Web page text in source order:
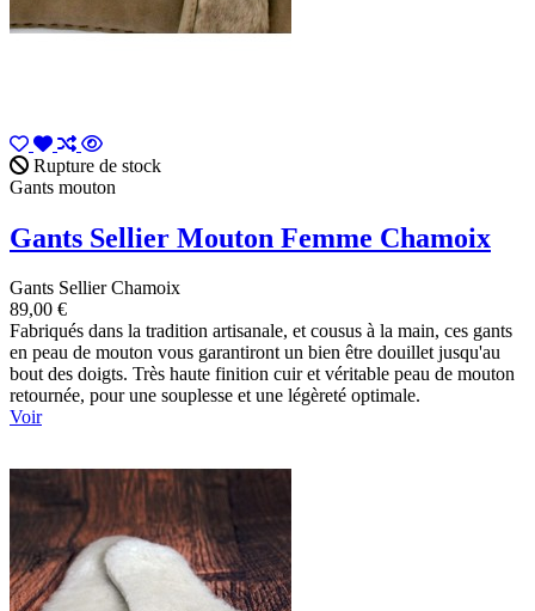
Rupture de stock
Gants mouton
Gants Sellier Mouton Femme Chamoix
Gants Sellier Chamoix
89,00 €
Fabriqués dans la tradition artisanale, et cousus à la main, ces gants
en peau de mouton vous garantiront un bien être douillet jusqu'au
bout des doigts. Très haute finition cuir et véritable peau de mouton
retournée, pour une souplesse et une légèreté optimale.
Voir